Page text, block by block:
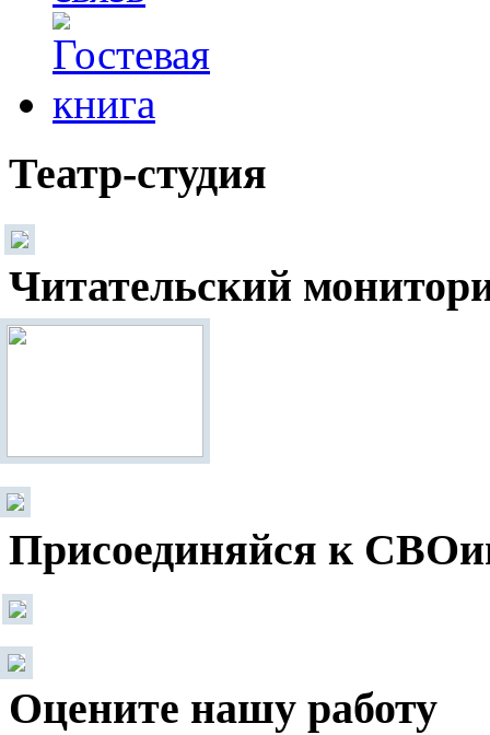
Театр-студия
Читательский
Присоединяйся к
Оцените нашу работу